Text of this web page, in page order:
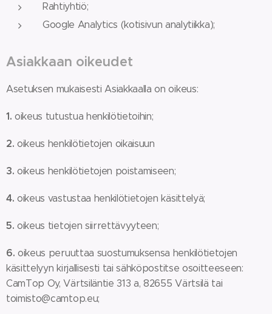
Rahtiyhtiö;
Google Analytics (kotisivun analytiikka);
Asiakkaan oikeudet
Asetuksen mukaisesti Asiakkaalla on oikeus:
1.oikeus tutustua henkilötietoihin;
2.oikeus henkilötietojen oikaisuun
3.oikeus henkilötietojen poistamiseen;
4.oikeus vastustaa henkilötietojen käsittelyä;
5.oikeus tietojen siirrettävyyteen;
6.oikeus peruuttaa suostumuksensa henkilötietojen
käsittelyyn kirjallisesti tai sähköpostitse osoitteeseen:
CamTop Oy, Värtsiläntie 313 a, 82655 Värtsilä tai
toimisto@camtop.eu;